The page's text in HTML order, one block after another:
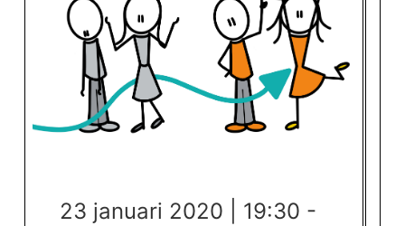
23 januari 2020 | 19:30 -